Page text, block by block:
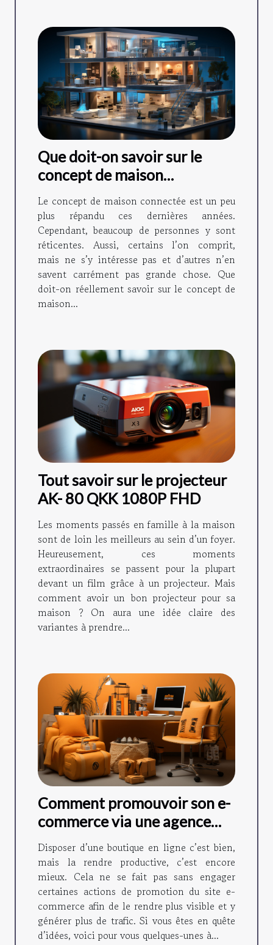
Que doit-on savoir sur le
concept de maison
connectée ?
Le concept de maison connectée est un peu
plus répandu ces dernières années.
Cependant, beaucoup de personnes y sont
réticentes. Aussi, certains l’on comprit,
mais ne s’y intéresse pas et d’autres n’en
savent carrément pas grande chose. Que
doit-on réellement savoir sur le concept de
maison...
Tout savoir sur le projecteur
AK- 80 QKK 1080P FHD
Les moments passés en famille à la maison
sont de loin les meilleurs au sein d’un foyer.
Heureusement, ces moments
extraordinaires se passent pour la plupart
devant un film grâce à un projecteur. Mais
comment avoir un bon projecteur pour sa
maison ? On aura une idée claire des
variantes à prendre...
Comment promouvoir son e-
commerce via une agence
web SEO ?
Disposer d’une boutique en ligne c’est bien,
mais la rendre productive, c’est encore
mieux. Cela ne se fait pas sans engager
certaines actions de promotion du site e-
commerce afin de le rendre plus visible et y
générer plus de trafic. Si vous êtes en quête
d’idées, voici pour vous quelques-unes à...